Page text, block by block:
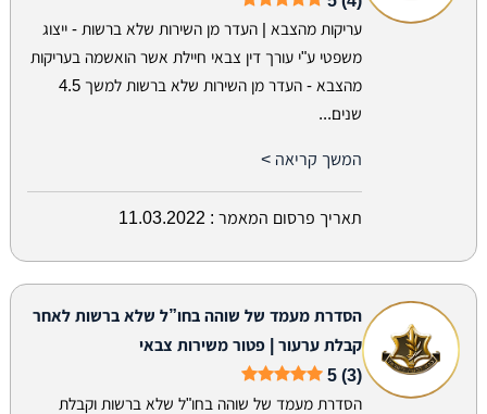
עריקות מהצבא | העדר מן השירות שלא ברשות - ייצוג
משפטי ע"י עורך דין צבאי חיילת אשר הואשמה בעריקות
מהצבא - העדר מן השירות שלא ברשות למשך 4.5
שנים...
המשך קריאה >
תאריך פרסום המאמר : 11.03.2022
הסדרת מעמד של שוהה בחו”ל שלא ברשות לאחר
קבלת ערעור | פטור משירות צבאי
5 (3)
הסדרת מעמד של שוהה בחו"ל שלא ברשות וקבלת